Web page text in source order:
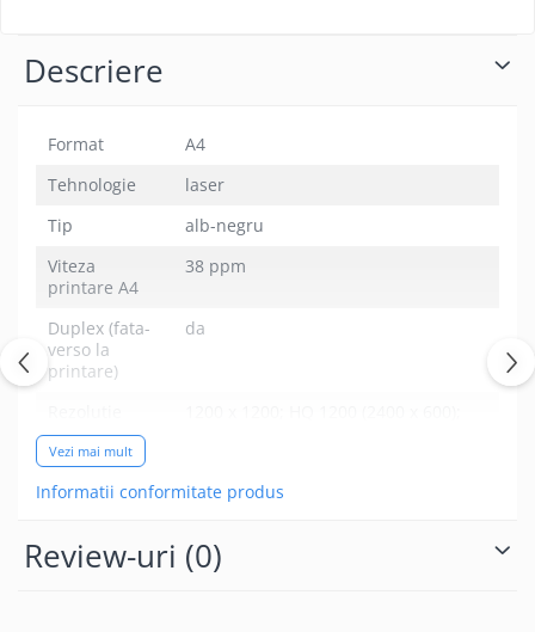
Descriere
Format
A4
Tehnologie
laser
Tip
alb-negru
Viteza
printare A4
38 ppm
Duplex (fata-
verso la
printare)
da
printare
Memorie
printare
Vezi mai mult
Informatii conformitate produs
Review-uri (0)